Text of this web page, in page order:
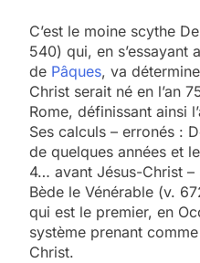
C’est le moine scythe
540) qui, en s’essayant
de Pâques, va
Christ serait né en l’an
Rome, définissant ainsi
Ses calculs – erronés :
de quelques années et
4… avant Jésus-Christ
Bède le Vénérable (v.
qui est le premier, en
système prenant
Christ.